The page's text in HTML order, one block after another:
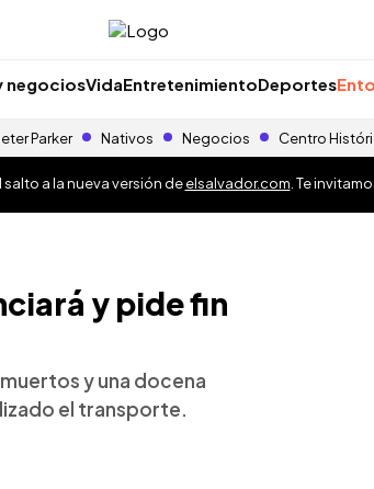
negociosVidaEntretenimientoDeportes
Parker Nativos Negocios Centro
salto a la nueva versión deelsalvador.com . Te
y pide fin
y una docena
el transporte.